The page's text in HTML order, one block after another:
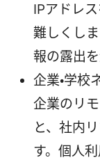
IPアドレ
難しくし
報の露出
企業・学
企業のリ
と、社内
す。個人